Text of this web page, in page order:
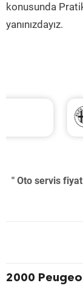
konusunda
yanınızdayız.
Alfa
" Oto servis
2000